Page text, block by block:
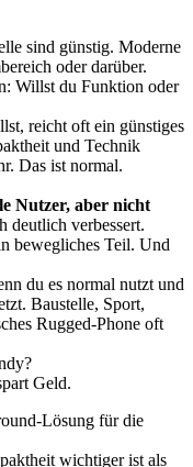
sind günstig. Moderne
oder darüber.
Willst du Funktion oder
reicht oft ein günstiges
und Technik
Das ist normal.
Nutzer, aber nicht
deutlich verbessert.
bewegliches Teil. Und
du es normal nutzt und
Baustelle, Sport,
Rugged-Phone oft
Geld.
Lösung für die
wichtiger ist als